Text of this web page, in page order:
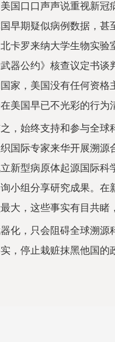
国口口声声说重视新
早期疑似病例数据，甚
卡罗来纳大学生物实
器公约》核查议定书
家，美国没有任何资格
美国早已不光彩的行为
，始终支持和参与全
国际专家来华开展溯源
新型病原体起源国际
小组分享研究成果。
大，这些事实有目共睹
化，只会阻碍全球溯
，停止栽赃抹黑他国